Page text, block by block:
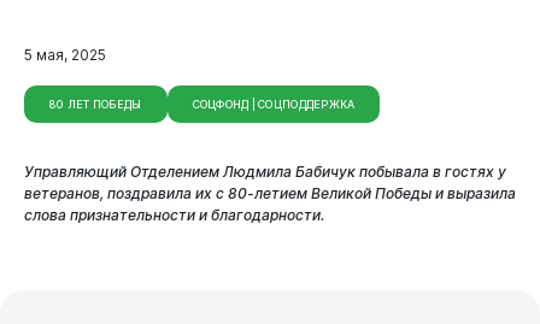
5 мая, 2025
80 ЛЕТ ПОБЕДЫ СОЦФОНД | СОЦПОДДЕРЖКА
Управляющий Отделением Людмила Бабичук побывала в гостях у
ветеранов, поздравила их с 80-летием Великой Победы и выразила
слова признательности и благодарности.